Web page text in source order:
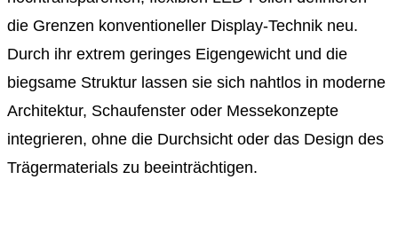
die Grenzen konventioneller Display-Technik neu.
Durch ihr extrem geringes Eigengewicht und die
biegsame Struktur lassen sie sich nahtlos in moderne
Architektur, Schaufenster oder Messekonzepte
integrieren, ohne die Durchsicht oder das Design des
Trägermaterials zu beeinträchtigen.